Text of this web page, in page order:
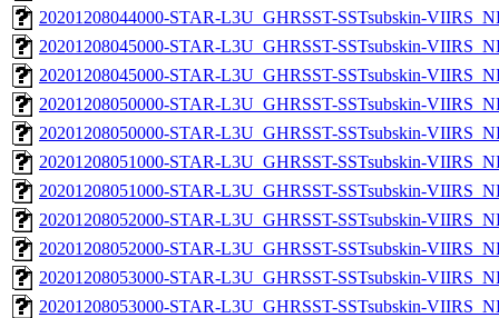
20201208044000-STAR-L3U_GHRSST-SSTsubskin-
20201208045000-STAR-L3U_GHRSST-SSTsubskin-
20201208045000-STAR-L3U_GHRSST-SSTsubskin-
20201208050000-STAR-L3U_GHRSST-SSTsubskin-
20201208050000-STAR-L3U_GHRSST-SSTsubskin-
20201208051000-STAR-L3U_GHRSST-SSTsubskin-
20201208051000-STAR-L3U_GHRSST-SSTsubskin-
20201208052000-STAR-L3U_GHRSST-SSTsubskin-
20201208052000-STAR-L3U_GHRSST-SSTsubskin-
20201208053000-STAR-L3U_GHRSST-SSTsubskin-
20201208053000-STAR-L3U_GHRSST-SSTsubskin-